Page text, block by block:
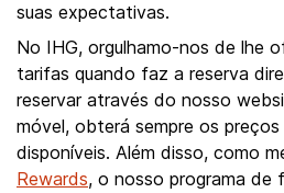
suas expectativas.
No IHG, orgulhamo-nos de lhe
tarifas quando faz a reserva
reservar através do nosso
móvel, obterá sempre os
disponíveis. Além disso, como
Rewards, o nosso programa de